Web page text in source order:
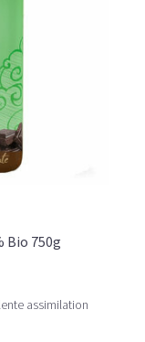
Bio 750g
assimilation